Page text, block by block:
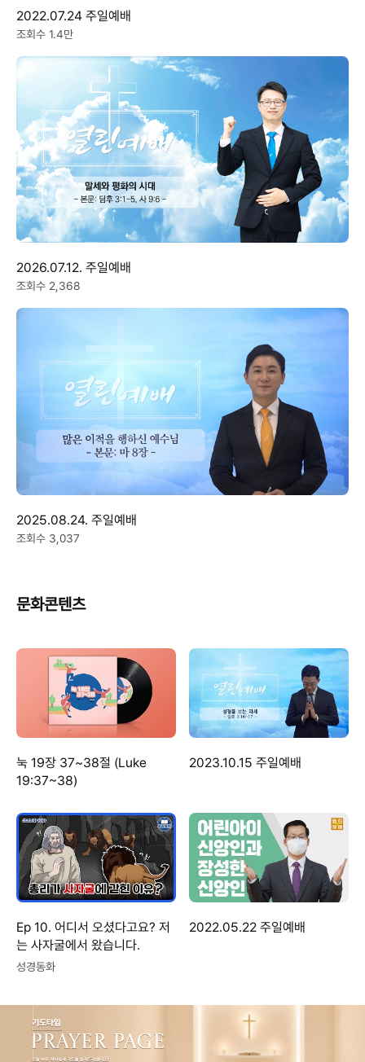
2022.07.24 주일예배
조회수 1.4만
2026.07.12. 주일예배
조회수 2,368
2025.08.24. 주일예배
조회수 3,037
문화콘텐츠
눅 19장 37~38절 (Luke
19:37~38)
2023.10.15 주일예배
Ep 10. 어디서 오셨다고요? 저
는 사자굴에서 왔습니다.
성경동화
2022.05.22 주일예배